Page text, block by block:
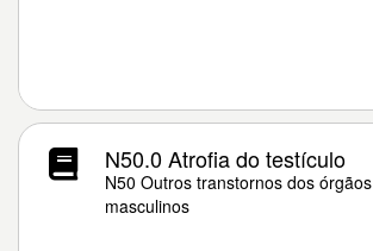
N50.0 Atrofia do testículo
N50 Outros transtornos dos
masculinos